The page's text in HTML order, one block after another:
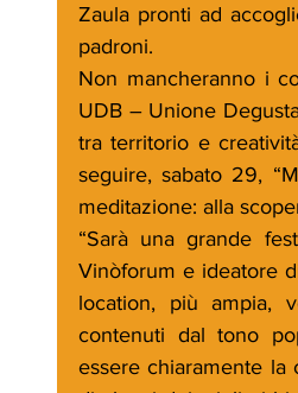
Zaula pronti ad
padroni.
Non mancheranno i
UDB – Unione
tra territorio e
seguire, sabato 29,
meditazione: alla
“Sarà una grande
Vinòforum e ideatore
location, più ampia,
contenuti dal tono
essere chiaramente la